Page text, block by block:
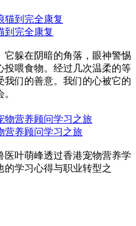
到完全康复
躲在阴暗的角落，眼神警惕
投喂食物。经过几次温柔的等
们的善意。我们的心被它的
营养顾问学习之旅
医叶萌峰透过香港宠物营养学
的学习心得与职业转型之